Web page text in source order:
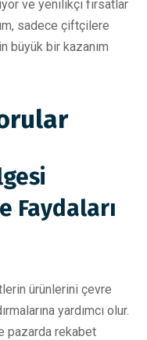
ve yenilikçi fırsatlar
sadece çiftçilere
büyük bir kazanım
Faydaları
ürünlerini çevre
yardımcı olur.
pazarda rekabet